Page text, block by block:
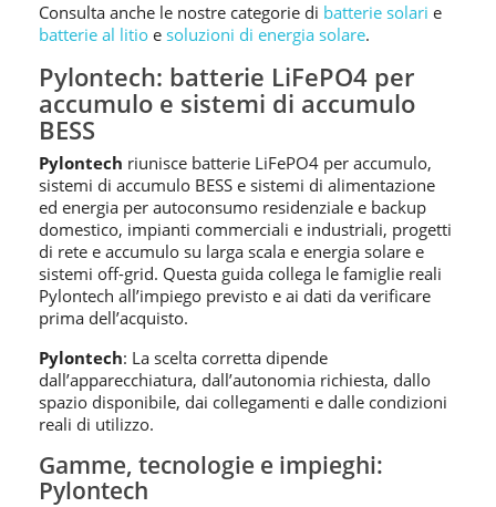
Consulta anche le nostre categorie di batterie solari e
batterie al litio e soluzioni di energia solare.
Pylontech: batterie LiFePO4 per
accumulo e sistemi di accumulo
BESS
Pylontech riunisce batterie LiFePO4 per accumulo,
sistemi di accumulo BESS e sistemi di alimentazione
ed energia per autoconsumo residenziale e backup
domestico, impianti commerciali e industriali, progetti
di rete e accumulo su larga scala e energia solare e
sistemi off-grid. Questa guida collega le famiglie reali
Pylontech all’impiego previsto e ai dati da verificare
prima dell’acquisto.
Pylontech: La scelta corretta dipende
dall’apparecchiatura, dall’autonomia richiesta, dallo
spazio disponibile, dai collegamenti e dalle condizioni
reali di utilizzo.
Gamme, tecnologie e impieghi:
Pylontech